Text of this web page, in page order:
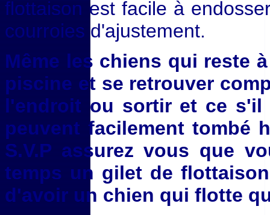
flottaison est facile à
courroies d'ajustement.
Même les chiens qui reste
piscine et se retrouver
l'endroit ou sortir et ce s'il
peuvent facilement tombé
S.V.P assurez vous que
temps un gilet de
d'avoir un chien qui flotte